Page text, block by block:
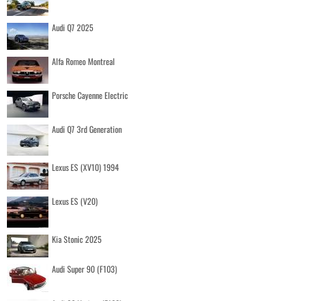
Audi Q7 2025
Alfa Romeo Montreal
Porsche Cayenne Electric
Audi Q7 3rd Generation
Lexus ES (XV10) 1994
Lexus ES (V20)
Kia Stonic 2025
Audi Super 90 (F103)